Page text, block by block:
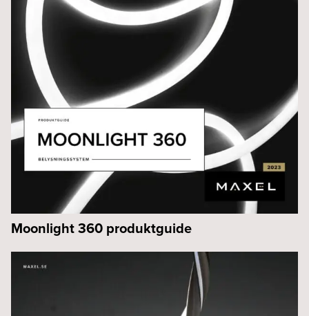
Moonlight 360 produktguide